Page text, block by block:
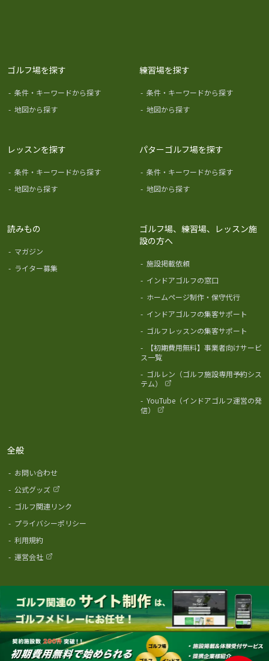
ゴルフ場を探す
- 条件・キーワードから探す
- 地図から探す
練習場を探す
- 条件・キーワードから探す
- 地図から探す
レッスンを探す
- 条件・キーワードから探す
- 地図から探す
パターゴルフ場を探す
- 条件・キーワードから探す
- 地図から探す
読みもの
- マガジン
- ライター募集
ゴルフ場、練習場、レッスン施
設の方へ
- 施設掲載依頼
- インドアゴルフの窓口
- ホームページ制作・保守代行
- インドアゴルフの集客サポート
- ゴルフレッスンの集客サポート
-
【初期費用無料】事業者向けサービ
ス一覧
- ゴルレン（ゴルフ施設専用予約シス
テム）
- YouTube（インドアゴルフ運営の発
信）
全般
- お問い合わせ
- 公式グッズ
- ゴルフ関連リンク
- プライバシーポリシー
- 利用規約
- 運営会社